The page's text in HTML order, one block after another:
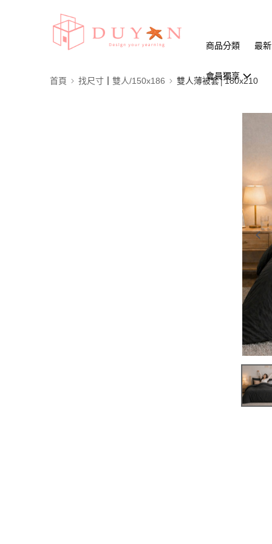
商品分類 最
會員獨享
首頁 找尺寸┃雙人/150x186 雙人薄被套│180x210